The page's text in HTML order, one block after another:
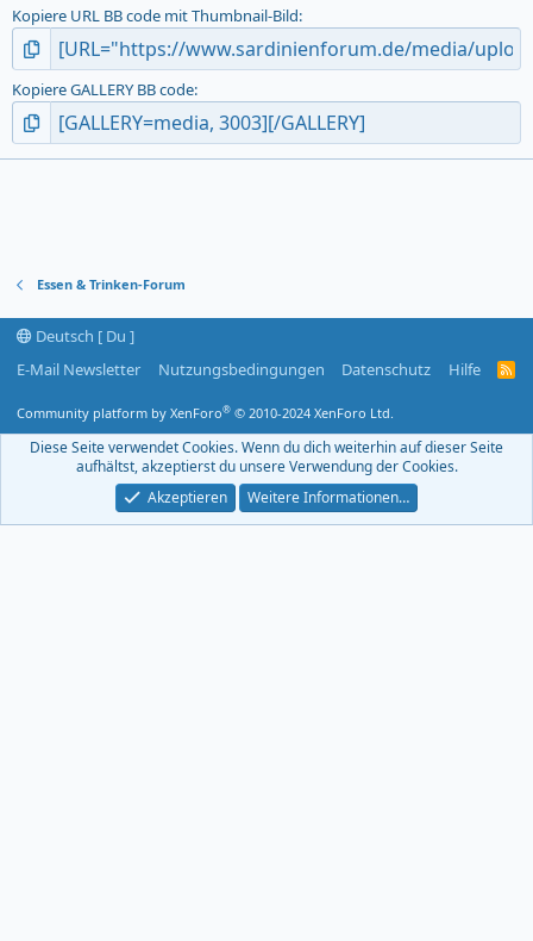
Kopiere URL BB code mit Thumbnail-Bild
Kopiere GALLERY BB code
Essen & Trinken-Forum
Deutsch [ Du ]
E-Mail Newsletter
Nutzungsbedingungen Datenschutz Hilfe
R
F
Community platform by XenForo® © 2010-2024 XenForo Ltd.
Diese Seite verwendet Cookies. Wenn du dich weiterhin auf dieser Seite
aufhältst, akzeptierst du unsere Verwendung der Cookies.
Akzeptieren
Weitere Informationen…